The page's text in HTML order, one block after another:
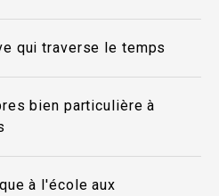
qui traverse le temps
bien particulière à
à l'école aux